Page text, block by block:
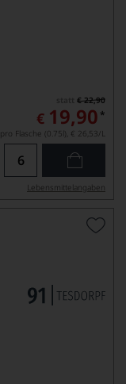
€ 22,90
€ 19,90 *
pro Flasche (0.75l), € 26,53/L
Lebensmittel­angaben